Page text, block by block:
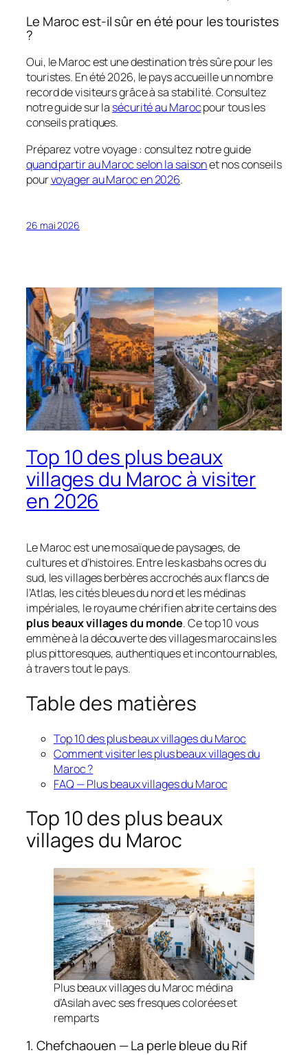
Le Maroc est-il sûr en été pour les touristes
?
Oui, le Maroc est une destination très sûre pour les
touristes. En été 2026, le pays accueille un nombre
record de visiteurs grâce à sa stabilité. Consultez
notre guide sur la sécurité au Marocpour tous les
conseils pratiques.
Préparez votre voyage : consultez notre guide
quand partir au Maroc selon la saisonet nos conseils
pourvoyager au Maroc en 2026.
26 mai 2026
Top 10 des plus beaux
villages du Maroc à visiter
en 2026
Le Maroc est une mosaïque de paysages, de
cultures et d’histoires. Entre les kasbahs ocres du
sud, les villages berbères accrochés aux flancs de
l’Atlas, les cités bleues du nord et les médinas
impériales, le royaume chérifien abrite certains des
plus beaux villages du monde. Ce top 10 vous
emmène à la découverte des villages marocains les
plus pittoresques, authentiques et incontournables,
à travers tout le pays.
Table des matières
Top 10 des plus beaux villages du Maroc
Comment visiter les plus beaux villages du
Maroc ?
FAQ — Plus beaux villages du Maroc
Top 10 des plus beaux
villages du Maroc
Plus beaux villages du Maroc médina
d’Asilah avec ses fresques colorées et
remparts
1. Chefchaouen — La perle bleue du Rif